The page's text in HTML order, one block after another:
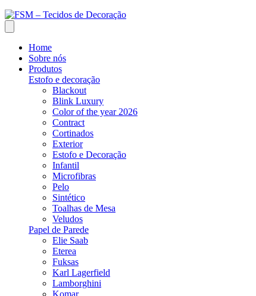
Home
Sobre nós
Produtos
Estofo e decoração
Blackout
Blink Luxury
Color of the year 2026
Contract
Cortinados
Exterior
Estofo e Decoração
Infantil
Microfibras
Pelo
Sintético
Toalhas de Mesa
Veludos
Papel de Parede
Elie Saab
Eterea
Fuksas
Karl Lagerfield
Lamborghini
Komar